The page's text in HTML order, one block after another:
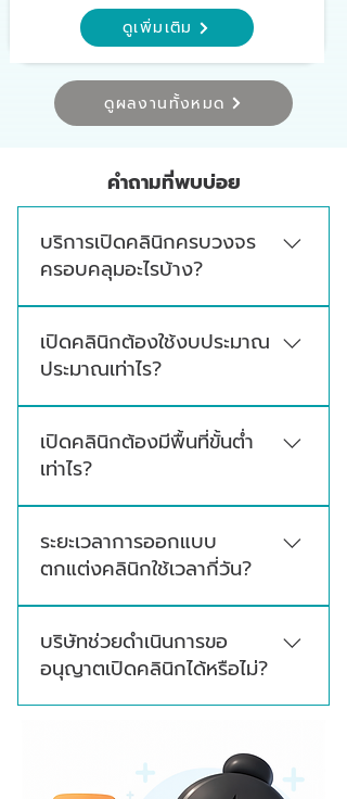
ดูเพิ่มเติม
ดูผลงานทั้งหมด
คำถามที่พบบ่อย
บริการเปิดคลินิกครบวงจร
ครอบคลุมอะไรบ้าง?
ภายในคลินิก ออกแบบตกแต่งฟาซาดคลินิก
ออกแบบก่อสร้างอาคารคลินิก และออกแบบผลิต
เปิดคลินิกต้องใช้งบประมาณ
ประมาณเท่าไร?
คลินิก ขนาดพื้นที่ รูปแบบการออกแบบ งาน
ระบบ วัสดุที่เลือกใช้ และอุปกรณ์ที่จำเป็นในแต่ละ
เปิดคลินิกต้องมีพื้นที่ขั้นต่ำ
เท่าไร?
และขอบเขตการให้บริการ โดยทั่วไปพื้นที่ใช้สอยไม่
ควรน้อยกว่า 20 ตารางเมตร และควรจัดสรรพื้นที่
ระยะเวลาการออกแบบ
ตกแต่งคลินิกใช้เวลากี่วัน?
ประมาณ 20-30 วัน ส่วนขั้นตอนการเข้าพื้นที่เพื่อ
ก่อสร้างและตกแต่งจะอยู่ที่ประมาณ 45-60 วัน
บริษัทช่วยดำเนินการขอ
อนุญาตเปิดคลินิกได้หรือไม่?
ตั้งแต่จัดเตรียมเอกสารไปจนถึงขั้นตอนยื่นขอ